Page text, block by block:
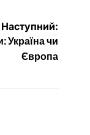
Наступний:
Україна чи
Європа